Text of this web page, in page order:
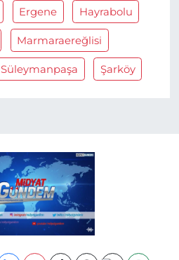
Ergene Hayrabolu
Marmaraereğlisi
Süleymanpaşa Şarköy